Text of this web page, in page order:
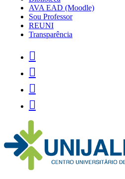
AVA EAD (Moodle)
Sou Professor
REUNI
Transparência



